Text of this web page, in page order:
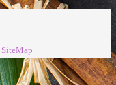
SiteMap